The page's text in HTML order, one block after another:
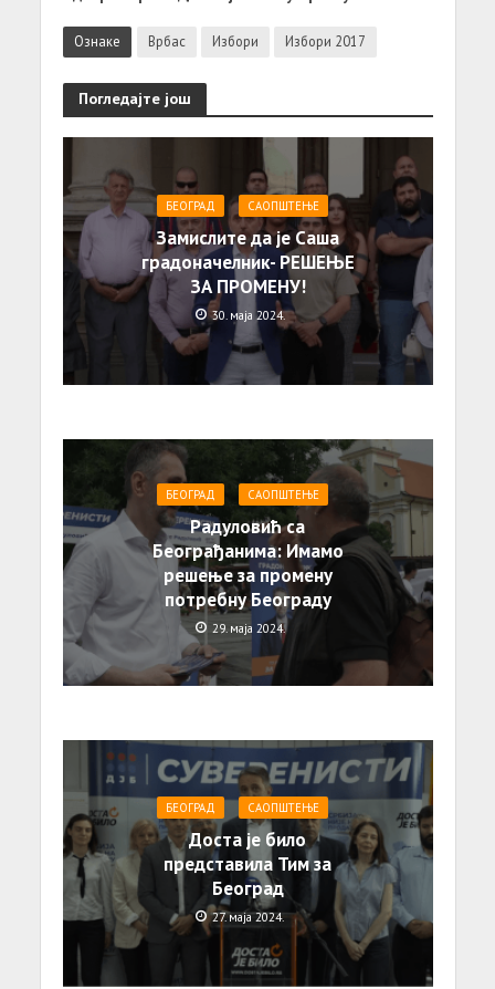
Ознаке Врбас Избори Избори 2017
Погледајте још
БЕОГРАД САОПШТЕЊE
Замислите да је Саша
градоначелник- РЕШЕЊЕ
ЗА ПРОМЕНУ!
30. маја 2024.
БЕОГРАД САОПШТЕЊE
Радуловић са
Београђанима: Имамо
решење за промену
потребну Београду
29. маја 2024.
БЕОГРАД САОПШТЕЊE
Доста је било
представила Тим за
Београд
27. маја 2024.